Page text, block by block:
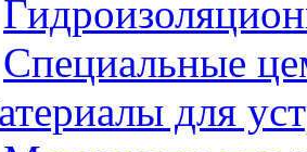
Специальные
для